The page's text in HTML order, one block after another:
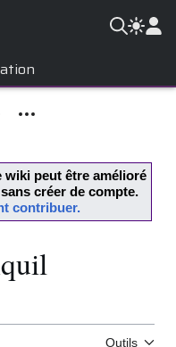
Outils personnels
wiki peut être amélioré
créer de compte.
contribuer.
Outils